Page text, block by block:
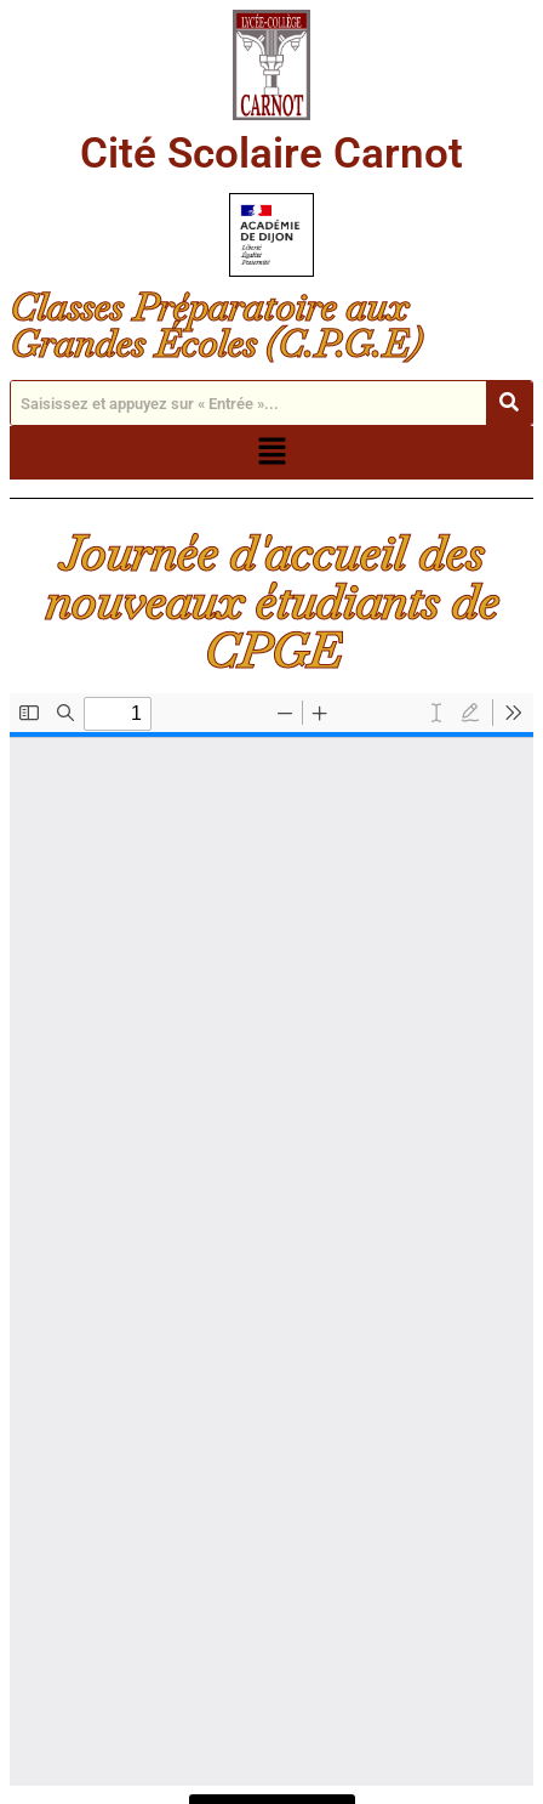
Cité Scolaire Carnot
Classes Préparatoire aux
Grandes Écoles (C.P.G.E)
Journée d'accueil des
nouveaux étudiants de
CPGE